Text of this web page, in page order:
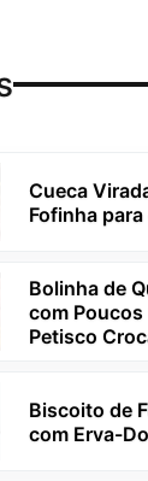
Cueca
Fofinha
Bolinha de
com
Petisco
Biscoito de
com Erva-